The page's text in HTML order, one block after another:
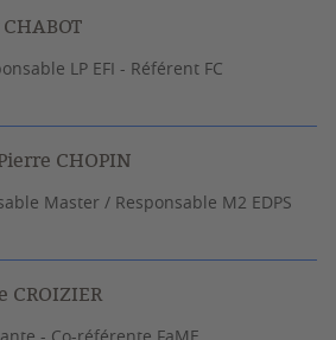
LP EFI - Référent FC
CHOPIN
Master / Responsable M2 EDPS
CROIZIER